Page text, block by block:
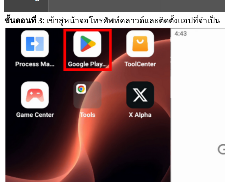
ขั้นตอนที่ 3: เข้าสู่หน้าจอโทรศัพท์คลาวด์และติดตั้งแอปที่จำเป็น